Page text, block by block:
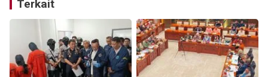
Terkait